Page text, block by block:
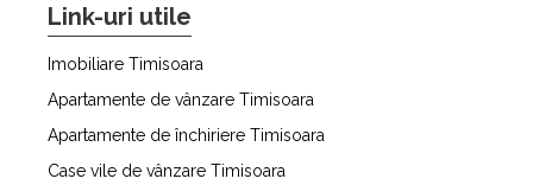
Link-uri utile
Imobiliare Timisoara
Apartamente de vânzare Timisoara
Apartamente de închiriere Timisoara
Case vile de vânzare Timisoara